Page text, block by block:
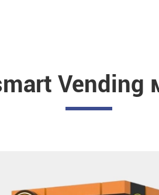
Vending